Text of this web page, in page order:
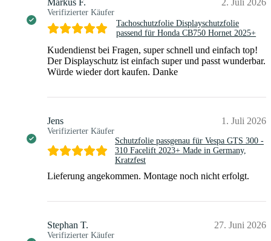
Markus F.
Verifizierter Käufer
2. Juli 2026
Tachoschutzfolie Displayschutzfolie
passend für Honda CB750 Hornet 2025+
Kudendienst bei Fragen, super schnell und einfach top!
Der Displayschutz ist einfach super und passt wunderbar.
Würde wieder dort kaufen. Danke
Jens
Verifizierter Käufer
1. Juli 2026
Schutzfolie passgenau für Vespa GTS 300 -
310 Facelift 2023+ Made in Germany,
Kratzfest
Lieferung angekommen. Montage noch nicht erfolgt.
Stephan T.
Verifizierter Käufer
27. Juni 2026